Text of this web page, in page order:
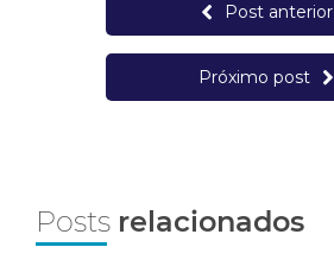
Post anterior
Próximo post
Posts relacionados